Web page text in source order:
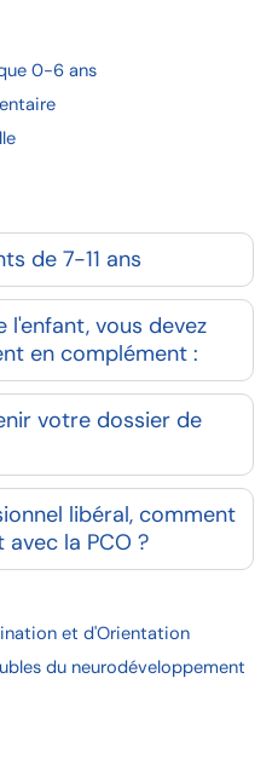
0-6 ans
de 7-11 ans
l'enfant, vous devez
en complément :
votre dossier de
libéral, comment
la PCO ?
et d'Orientation
du neurodéveloppement